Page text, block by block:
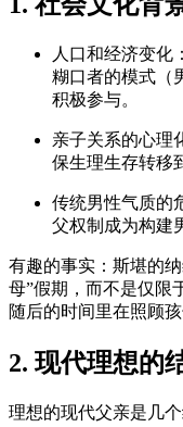
人口和经济变化：
糊口者的模式（
积极参与。
亲子关系的心理
保生理生存转移
传统男性气质的
父权制成为构建
有趣的事实： 斯堪的
母”假期，而不是仅限
随后的时间里在照顾
2. 现代理想的
理想的现代父亲是几